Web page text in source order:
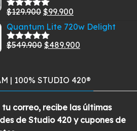
era:
$285.900.
Valorado
5
$129.900 El
precio
original
era:
$99.900
precio
es:
Quantum Lite 720w Delight
Valorado
$549.900 El
era:
$549.900.
$489.900
es:
$489.900.
| 100% STUDIO 420®
correo, recibe las últimas
de Studio 420 y cupones de